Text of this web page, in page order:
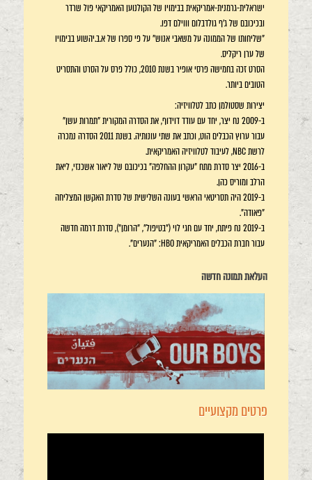
ישראלית-גרמנית-אמריקאית בבימויו של הקולנוען האמריקאי פול שרדר
ובכיכובם של ג'ף גולדבלום וווילם דפו.
"שליחותו של הממונה על משאבי אנוש" על פי ספרו של א.ב.יהשוע בבימויו
של ערן ריקליס.
הסרט זכה בחמישה פרסי אופיר בשנת 2010, כולל פרס על הסרט והתסריט
הטובים ביותר.
יצירות שסטולמן כתב לטלוויזיה:
ב-2009 נח יצר, יחד עם עודד דוידוף, את הסדרה המקורית "תמרות עשן"
עבור ערוץ הכבלים הוט, וכתב את שתי עונותיה. בשנת 2011 הסדרה נמכרה
לרשת NBC, לעיבוד לטלוויזיה האמריקאית.
ב-2016 יצר סדרת מתח "עקרון ההחלפה" בכיכובם של ליאור אשכנזי, ליאת
הרלב ומוריס כהן.
ב-2019 היה תסריטאי הראשי בעונה השלישית של סדרת האקשן המצליחה
"פאודה".
ב-2019 נח פיתח, יחד עם חגי לוי ("בטיפול", "הרומן"), סדרת דרמה חדשה
עבור חברת הכבלים האמריקאית HBO: "הנערים".
העלאת תמונה חדשה
פרטים מקצועיים